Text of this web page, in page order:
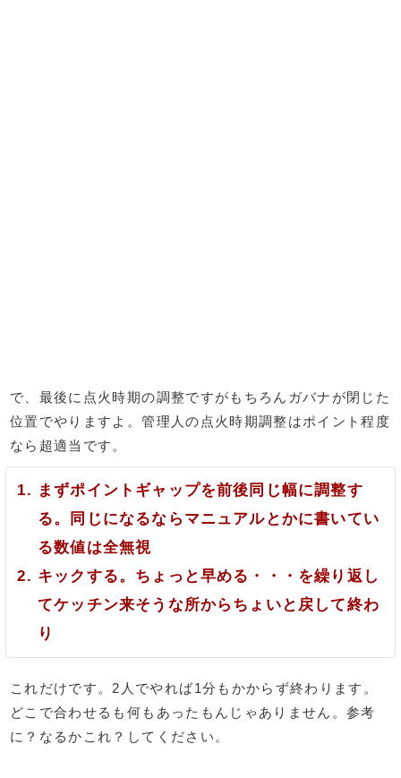
で、最後に点火時期の調整ですがもちろんガバナが閉じた
位置でやりますよ。管理人の点火時期調整はポイント程度
なら超適当です。
まずポイントギャップを前後同じ幅に調整す
る。同じになるならマニュアルとかに書いてい
る数値は全無視
キックする。ちょっと早める・・・を繰り返し
てケッチン来そうな所からちょいと戻して終わ
り
これだけです。2人でやれば1分もかからず終わります。
どこで合わせるも何もあったもんじゃありません。参考
に？なるかこれ？してください。